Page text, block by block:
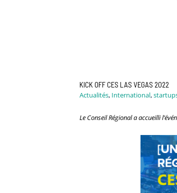
KICK OFF CES LAS VEGAS 2022
Actualités, International,
Le Conseil Régional a accueilli